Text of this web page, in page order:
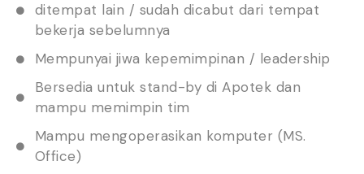
ditempat lain / sudah dicabut dari tempat
bekerja sebelumnya
Mempunyai jiwa kepemimpinan / leadership
Bersedia untuk stand-by di Apotek dan
mampu memimpin tim
Mampu mengoperasikan komputer (MS.
Office)